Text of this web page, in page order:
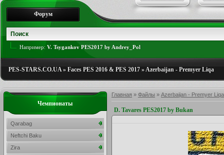
Форум
Например: V. Tsygankov PES2017 by Andrey_Pol
PES-STARS.CO.UA» Faces PES 2016 & PES 2017 »Azerbaijan - Premyer Liqa
Главная » Файлы » Azerbaijan - Premyer Liqa
D. Tavares PES2017 by Bukan
Чемпионаты
Qarabag
Neftchi Baku
Zira